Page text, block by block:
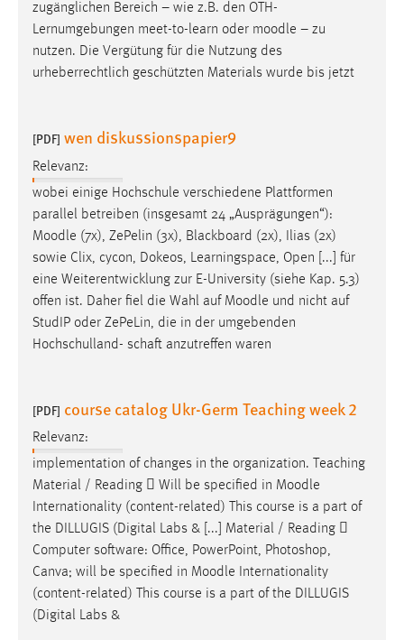
zugänglichen Bereich – wie z.B. den OTH-
Lernumgebungen meet-to-learn oder moodle – zu
nutzen. Die Vergütung für die Nutzung des
urheberrechtlich geschützten Materials wurde bis jetzt
[PDF] wen diskussionspapier9
Relevanz:
wobei einige Hochschule verschiedene Plattformen
parallel betreiben (insgesamt 24 „Ausprägungen“):
Moodle (7x), ZePelin (3x), Blackboard (2x), Ilias (2x)
sowie Clix, cycon, Dokeos, Learningspace, Open [...] für
eine Weiterentwicklung zur E-University (siehe Kap. 5.3)
offen ist. Daher fiel die Wahl auf Moodle und nicht auf
StudIP oder ZePeLin, die in der umgebenden
Hochschulland- schaft anzutreffen waren
[PDF] course catalog Ukr-Germ Teaching week 2
Relevanz:
implementation of changes in the organization. Teaching
Material / Reading  Will be specified in Moodle
Internationality (content-related) This course is a part of
the DILLUGIS (Digital Labs & [...] Material / Reading 
Computer software: Office, PowerPoint, Photoshop,
Canva; will be specified in Moodle Internationality
(content-related) This course is a part of the DILLUGIS
(Digital Labs &
Zweck:
Wird benötigt um die Chatfunktion nutzen zu können.
Cookie Laufzeit:
Jahre, MIBEW_UserID = 1 Jahr
Login
Name:
fe_user, be_user, be_lastLoginProvider
Zweck:
Dieser Cookie ist notwendig um sich an der Website
einloggen zu können.
Cookie Laufzeit:
STATISTIK
Statistik Cookies erfassen Informationen anonym.
Diese Informationen helfen uns zu verstehen, wie
unsere Besucher unsere Website nutzen.
Matomo
Name:
_pk_ref, _pk_cvar, _pk_id, _pk_ses